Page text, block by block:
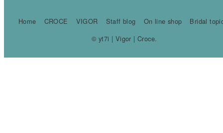
Home CROCE VIGOR Staff blog On line shop
Bridal
© yt7i | Vigor | Croce.